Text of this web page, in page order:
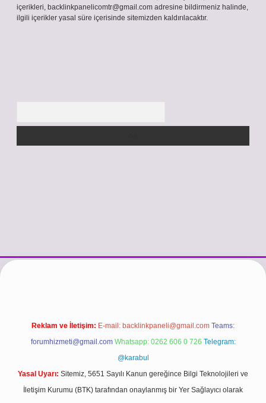
içerikleri, backlinkpanelicomtr@gmail.com adresine bildirmeniz halinde,
ilgili içerikler yasal süre içerisinde sitemizden kaldırılacaktır.
vdcasino güncel girişhttps://www.betexper.xyz/betci.cobetci
Reklam ve İletişim: E-mail: backlinkpaneli@gmail.com Teams:
forumhizmeti@gmail.com Whatsapp: 0262 606 0 726 Telegram:
@karabul
Yasal Uyarı: Sitemiz, 5651 Sayılı Kanun gereğince Bilgi Teknolojileri ve
İletişim Kurumu (BTK) tarafından onaylanmış bir Yer Sağlayıcı olarak